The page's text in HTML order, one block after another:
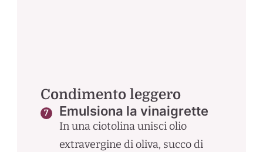
Condimento leggero
Emulsiona la vinaigrette
In una ciotolina unisci olio
extravergine di oliva, succo di